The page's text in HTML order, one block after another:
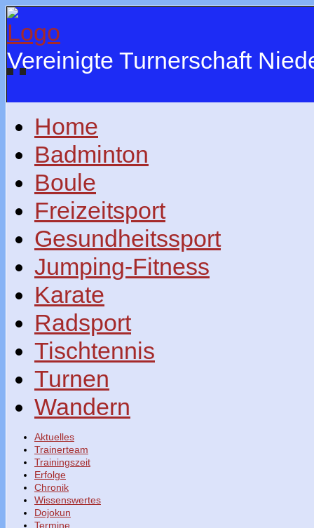
Vereinigte Turnerschaft
Home
Badminton
Boule
Freizeitsport
Gesundheitssport
Jumping-Fitness
Karate
Radsport
Tischtennis
Turnen
Wandern
Aktuelles
Trainerteam
Trainingszeit
Erfolge
Chronik
Wissenswertes
Dojokun
Termine